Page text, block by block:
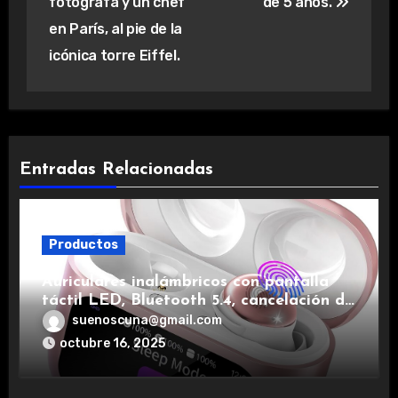
en París, al pie de la
icónica torre Eiffel.
Entradas Relacionadas
Productos
Auriculares inalámbricos con pantalla
táctil LED, Bluetooth 5.4, cancelación de
ruido, impermeables y de larga duración.
suenoscuna@gmail.com
octubre 16, 2025